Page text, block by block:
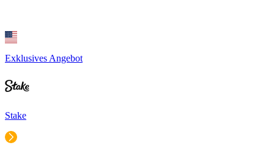
Exklusives Angebot
Stake